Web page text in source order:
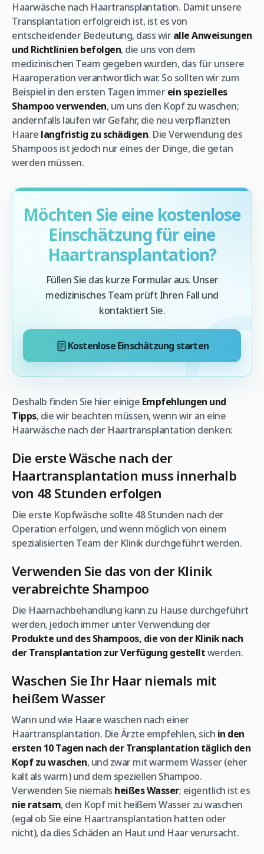
Haarwäsche nach Haartransplantation. Damit unsere
Transplantation erfolgreich ist, ist es von
entscheidender Bedeutung, dass wiralle Anweisungen
und Richtlinien befolgen, die uns von dem
medizinischen Team gegeben wurden, das für unsere
Haaroperation verantwortlich war. So sollten wir zum
Beispiel in den ersten Tagen immerein spezielles
Shampoo verwenden, um uns den Kopf zu waschen;
andernfalls laufen wir Gefahr, die neu verpflanzten
Haare langfristig zu schädigen. Die Verwendung des
Shampoos ist jedoch nur eines der Dinge, die getan
werden müssen.
Möchten Sie eine kostenlose
Einschätzung für eine
Haartransplantation?
Füllen Sie das kurze Formular aus. Unser
medizinisches Team prüft Ihren Fall und
kontaktiert Sie.
Kostenlose Einschätzung starten
Deshalb finden Sie hier einige Empfehlungen und
Tipps, die wir beachten müssen, wenn wir an eine
Haarwäsche nach der Haartransplantation denken:
Die erste Wäsche nach der
Haartransplantation muss innerhalb
von 48 Stunden erfolgen
Die erste Kopfwäsche sollte 48 Stunden nach der
Operation erfolgen, und wenn möglich von einem
spezialisierten Team der Klinik durchgeführt werden.
Verwenden Sie das von der Klinik
verabreichte Shampoo
Die Haarnachbehandlung kann zu Hause durchgeführt
werden, jedoch immer unter Verwendung der
Produkte und des Shampoos, die von der Klinik nach
der Transplantation zur Verfügung gestelltwerden.
Waschen Sie Ihr Haar niemals mit
heißem Wasser
Wann und wie Haare waschen nach einer
Haartransplantation. Die Ärzte empfehlen, sich in den
ersten 10 Tagen nach der Transplantation täglich den
Kopf zu waschen, und zwar mit warmem Wasser (eher
kalt als warm) und dem speziellen Shampoo.
Verwenden Sie niemals heißes Wasser; eigentlich ist es
nie ratsam, den Kopf mit heißem Wasser zu waschen
(egal ob Sie eine Haartransplantation hatten oder
nicht), da dies Schäden an Haut und Haar verursacht.